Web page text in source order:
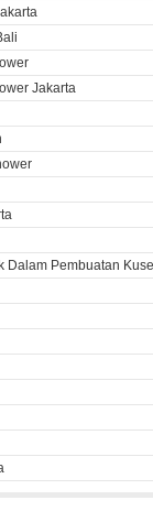
Jakarta
Dalam Pembuatan